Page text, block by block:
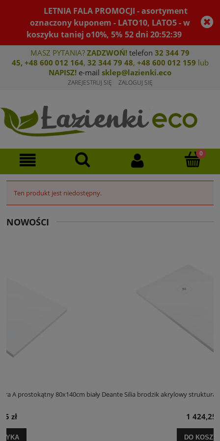
LETNIA FALA PROMOCJI - asortyment
oznaczony kuponem - LATO10, LATO5 - w
koszyku taniej o10%, 5% 52dni20:52:39
MASZ PYTANIA? ZADZWOŃ! telefon 32 344 79
45, +48 600 012 164, 32 344 79 48, +48 600 012 159 lub
NAPISZ! e-mail sklep@lazienki.eco
ZAREJESTRUJ SIĘ ZALOGUJ SIĘ
Ten produkt jest niedostępny.
NOWOŚCI
Deante Silia brodzik akrylowy struktura A prostokątny 100x120cm